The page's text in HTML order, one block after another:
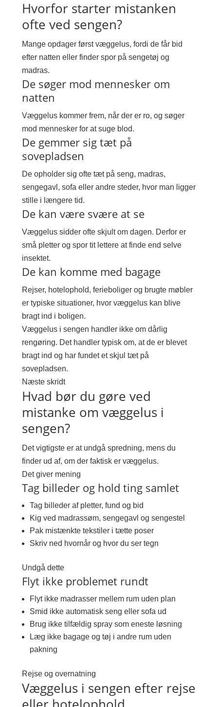
Hvorfor starter mistanken
ofte ved sengen?
Mange opdager først væggelus, fordi de får bid
efter natten eller finder spor på sengetøj og
madras.
De søger mod mennesker om
natten
Væggelus kommer frem, når der er ro, og søger
mod mennesker for at suge blod.
De gemmer sig tæt på
sovepladsen
De opholder sig ofte tæt på seng, madras,
sengegavl, sofa eller andre steder, hvor man ligger
stille i længere tid.
De kan være svære at se
Væggelus sidder ofte skjult om dagen. Derfor er
små pletter og spor tit lettere at finde end selve
insektet.
De kan komme med bagage
Rejser, hotelophold, ferieboliger og brugte møbler
er typiske situationer, hvor væggelus kan blive
bragt ind i boligen.
Væggelus i sengen handler ikke om dårlig
rengøring. Det handler typisk om, at de er blevet
bragt ind og har fundet et skjul tæt på
sovepladsen.
Næste skridt
Hvad bør du gøre ved
mistanke om væggelus i
sengen?
Det vigtigste er at undgå spredning, mens du
finder ud af, om der faktisk er væggelus.
Det giver mening
Tag billeder og hold ting samlet
Tag billeder af pletter, fund og bid
Kig ved madrassøm, sengegavl og sengestel
Pak mistænkte tekstiler i tætte poser
Skriv ned hvornår og hvor du ser tegn
Undgå dette
Flyt ikke problemet rundt
Flyt ikke madrasser mellem rum uden plan
Smid ikke automatisk seng eller sofa ud
Brug ikke tilfældig spray som eneste løsning
Læg ikke bagage og tøj i andre rum uden
pakning
Rejse og overnatning
Væggelus i sengen efter rejse